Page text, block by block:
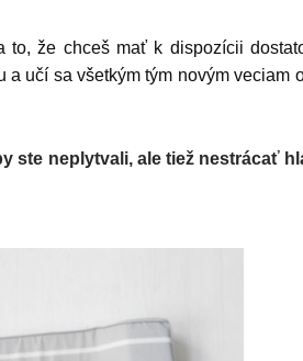
že chceš mať k dispozícii
učí sa všetkým tým novým
ste neplytvali, ale tiež nestrácať